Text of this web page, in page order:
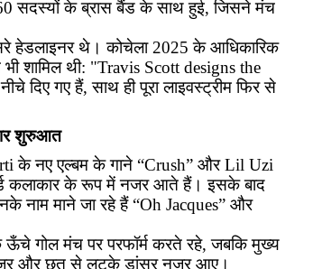
सदस्यों के ब्रास बैंड के साथ हुई, जिसने मंच
हेडलाइनर थे। कोचेला 2025 के आधिकारिक
शामिल थी: "Travis Scott designs the
दिए गए हैं, साथ ही पूरा लाइवस्ट्रीम फिर से
शुरुआत
के नए एल्बम के गाने “Crush” और Lil Uzi
कलाकार के रूप में नजर आते हैं। इसके बाद
नाम माने जा रहे हैं “Oh Jacques” और
गोल मंच पर परफॉर्म करते रहे, जबकि मुख्य
और छत से लटके डांसर नज़र आए।